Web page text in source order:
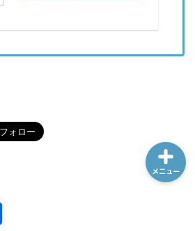
メニュー
趣味